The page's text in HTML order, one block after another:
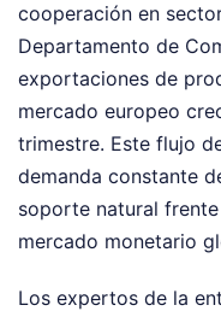
cooperación en
Departamento de
exportaciones de
mercado europeo
trimestre. Este flujo
demanda constante
soporte natural
mercado monetario
Los expertos de la